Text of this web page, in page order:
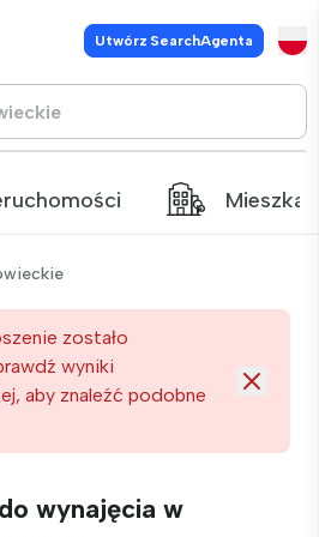
Utwórz SearchAgenta
zostało
wyniki
aby znaleźć podobne
wynajęcia w